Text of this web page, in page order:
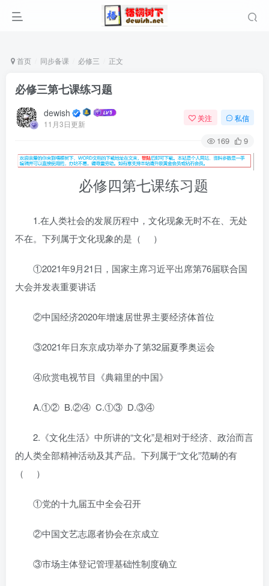
首页 同步备课 必修三 正文
必修三第七课练习题
dewish
11月3日更新
关注 私信
169 9
必修四第七课练习题
1.在人类社会的发展历程中，文化现象无时不在、无处
不在。下列属于文化现象的是（ ）
①2021年9月21日，国家主席习近平出席第76届联合国
大会并发表重要讲话
②中国经济2020年增速居世界主要经济体首位
③2021年日东京成功举办了第32届夏季奥运会
④欣赏电视节目《典籍里的中国》
A.①② B.②④ C.①③ D.③④
2.《文化生活》中所讲的“文化”是相对于经济、政治而言
的人类全部精神活动及其产品。下列属于“文化”范畴的有
（ ）
①党的十九届五中全会召开
②中国文艺志愿者协会在京成立
③市场主体登记管理基础性制度确立